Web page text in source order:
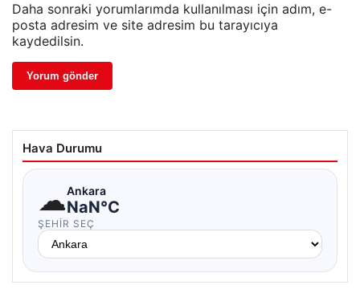
Daha sonraki yorumlarımda kullanılması için adım, e-
posta adresim ve site adresim bu tarayıcıya
kaydedilsin.
Hava Durumu
☁Ankara
NaN°C
ŞEHIR SEÇ